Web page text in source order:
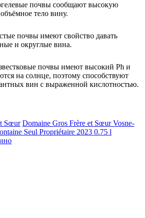
почвы сообщают высокую
тело вину.
почвы имеют свойство давать
и округлые вина.
почвы имеют высокий Ph и
на солнце, поэтому способствуют
вин с выраженной кислотностью.
Sœur Domaine Gros Frère et Sœur Vosne-
Seul Propriétaire 2023 0.75 l